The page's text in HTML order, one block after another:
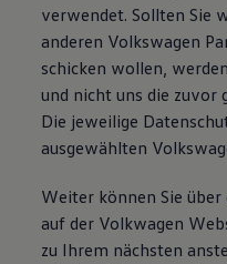
verwendet. Sollten Sie
anderen Volkswagen
schicken wollen,
und nicht uns die
Die jeweilige
ausgewählten
Weiter können Sie
auf der Volkwagen
zu Ihrem nächsten